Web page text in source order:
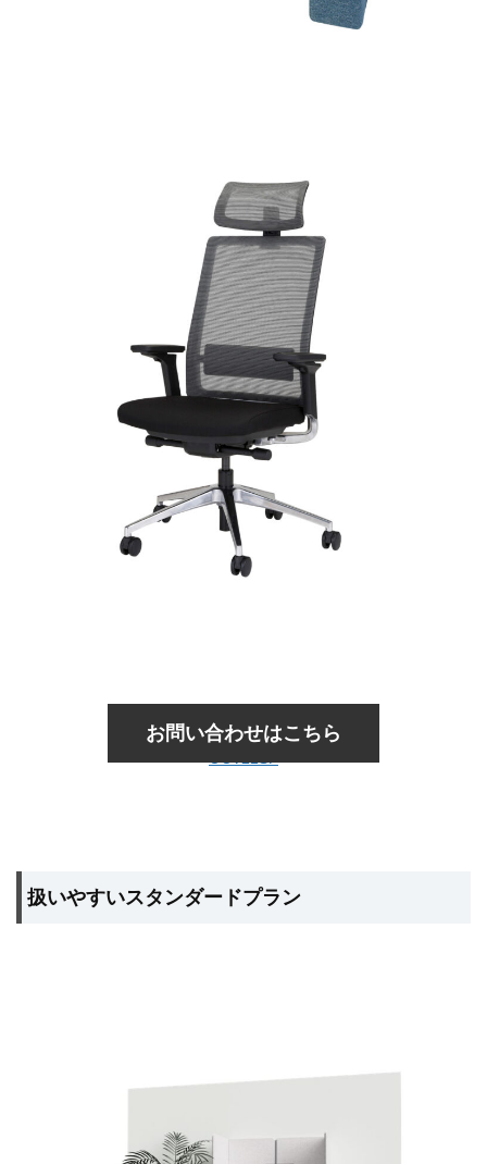
LDP-BTF-1212
お問い合わせはこちら
扱いやすいスタンダードプラン